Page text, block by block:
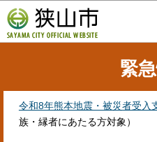
の
ペ
緊
令和8年熊本地震・被災者受入
族・縁者にあたる方対象）